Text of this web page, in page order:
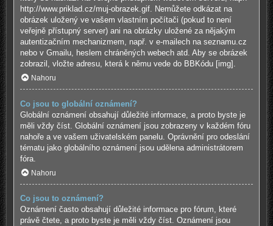
http://www.priklad.cz/muj-obrazek.gif. Nemůžete odkázat na
obrázek uložený ve vašem vlastním počítači (pokud to není
veřejně přístupný server) ani na obrázky uložené za nějakým
autentizačním mechanizmem, např. v e-mailech na seznamu.cz
nebo v Gmailu, heslem chráněných webech atd. Aby se obrázek
zobrazil, vložte adresu, která k němu vede do BBKódu [img].
Nahoru
Co jsou to globální oznámení?
Globální oznámení obsahují důležité informace, a proto byste je
měli vždy číst. Globální oznámení jsou zobrazeny v každém fóru
nahoře a ve vašem uživatelském panelu. Oprávnění pro odeslání
tématu jako globálního oznámení jsou udělena administrátorem
fóra.
Nahoru
Co jsou to oznámení?
Oznámení často obsahují důležité informace pro fórum, které
právě čtete, a proto byste je měli vždy číst. Oznámení jsou